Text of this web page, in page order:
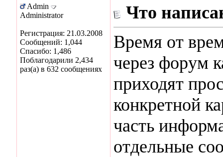
Admin
Administrator
Регистрация: 21.03.2008
Сообщений: 1,044
Спасибо: 1,486
Поблагодарили 2,434
раз(а) в 632 сообщениях
Что
Время от
через форум
приходят
конкретной
часть
отдельные